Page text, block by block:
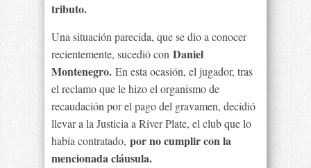
tributo.
Una situación parecida, que se dio a conocer
recientemente, sucedió con Daniel
Montenegro. En esta ocasión, el jugador, tras
el reclamo que le hizo el organismo de
recaudación por el pago del gravamen, decidió
llevar a la Justicia a River Plate, el club que lo
había contratado, por no cumplir con la
mencionada cláusula.